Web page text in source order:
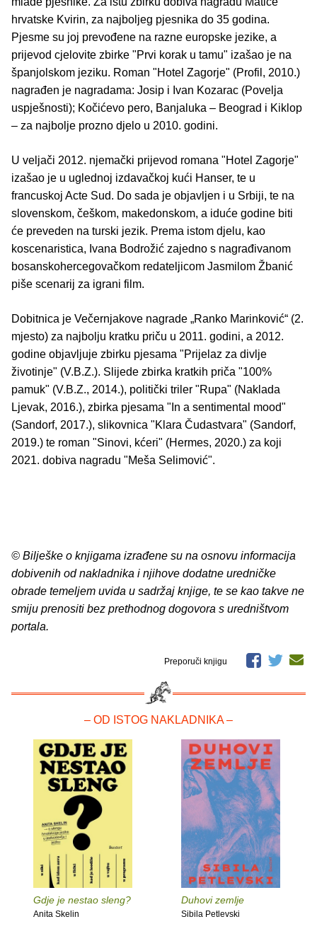
hrvatske Kvirin, za najboljeg pjesnika do 35 godina.
Pjesme su joj prevođene na razne europske jezike, a
prijevod cjelovite zbirke "Prvi korak u tamu" izašao je na
španjolskom jeziku. Roman "Hotel Zagorje" (Profil, 2010.)
nagrađen je nagradama: Josip i Ivan Kozarac (Povelja
uspješnosti); Kočićevo pero, Banjaluka – Beograd i Kiklop
– za najbolje prozno djelo u 2010. godini.
U veljači 2012. njemački prijevod romana "Hotel Zagorje"
izašao je u uglednoj izdavačkoj kući Hanser, te u
francuskoj Acte Sud. Do sada je objavljen i u Srbiji, te na
slovenskom, češkom, makedonskom, a iduće godine biti
će preveden na turski jezik. Prema istom djelu, kao
koscenaristica, Ivana Bodrožić zajedno s nagrađivanom
bosanskohercegovačkom redateljicom Jasmilom Žbanić
piše scenarij za igrani film.
Dobitnica je Večernjakove nagrade „Ranko Marinković“ (2.
mjesto) za najbolju kratku priču u 2011. godini, a 2012.
godine objavljuje zbirku pjesama "Prijelaz za divlje
životinje" (V.B.Z.). Slijede zbirka kratkih priča "100%
pamuk" (V.B.Z., 2014.), politički triler "Rupa" (Naklada
Ljevak, 2016.), zbirka pjesama "In a sentimental mood"
(Sandorf, 2017.), slikovnica "Klara Čudastvara" (Sandorf,
2019.) te roman "Sinovi, kćeri" (Hermes, 2020.) za koji
2021. dobiva nagradu "Meša Selimović".
© Bilješke o knjigama izrađene su na osnovu informacija
dobivenih od nakladnika i njihove dodatne uredničke
obrade temeljem uvida u sadržaj knjige, te se kao takve ne
smiju prenositi bez prethodnog dogovora s uredništvom
portala.
Preporuči knjigu
– OD ISTOG NAKLADNIKA –
Gdje je nestao sleng?
Anita Skelin
Duhovi zemlje
Sibila Petlevski